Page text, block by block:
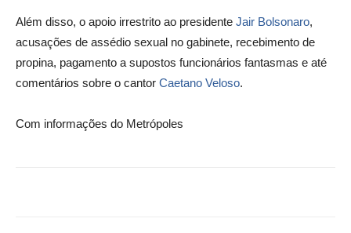
Além disso, o apoio irrestrito ao presidente Jair Bolsonaro,
acusações de assédio sexual no gabinete, recebimento de
propina, pagamento a supostos funcionários fantasmas e até
comentários sobre o cantor Caetano Veloso.
Com informações do Metrópoles